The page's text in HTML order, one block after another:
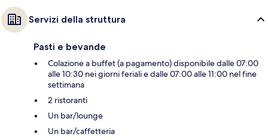
Servizi della struttura
Pasti e bevande
Colazione a buffet (a pagamento) disponibile dalle 07:00
alle 10:30 nei giorni feriali e dalle 07:00 alle 11:00 nel fine
settimana
2 ristoranti
Un bar/lounge
Un bar/caffetteria